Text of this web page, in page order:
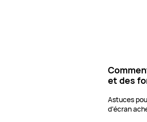
et des
Astuces
d’écran